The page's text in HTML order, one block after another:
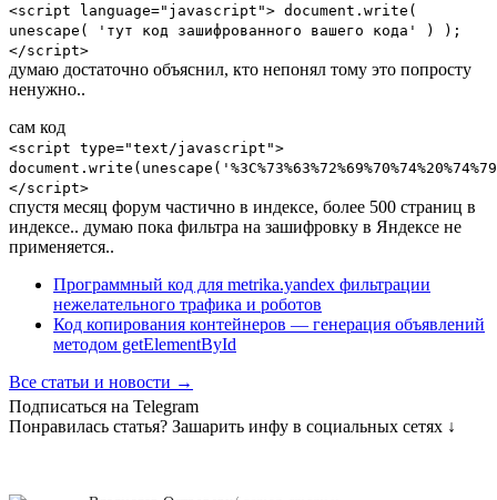
<script language="javascript"> document.write(
unescape( 'тут код зашифрованного вашего кода' ) );
</script>
думаю достаточно объяснил, кто непонял тому это попросту
ненужно..
сам код
<script type="text/javascript">
</script>
спустя месяц форум частично в индексе, более 500 страниц в
индексе.. думаю пока фильтра на зашифровку в Яндексе не
применяется..
Программный код для metrika.yandex фильтрации
нежелательного трафика и роботов
Код копирования контейнеров — генерация объявлений
методом getElementById
Все статьи и новости →
Подписаться на Telegram
Понравилась статья? Зашарить инфу в социальных сетях ↓